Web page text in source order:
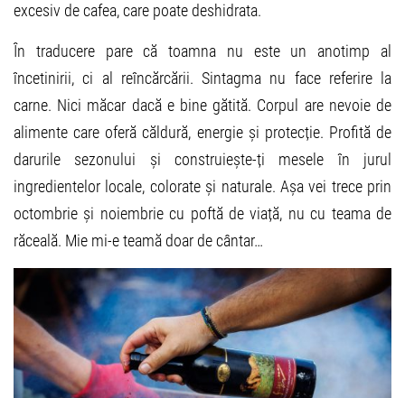
excesiv de cafea, care poate deshidrata.
În traducere pare că toamna nu este un anotimp al
încetinirii, ci al reîncărcării. Sintagma nu face referire la
carne. Nici măcar dacă e bine gătită. Corpul are nevoie de
alimente care oferă căldură, energie și protecție. Profită de
darurile sezonului și construiește-ți mesele în jurul
ingredientelor locale, colorate și naturale. Așa vei trece prin
octombrie și noiembrie cu poftă de viață, nu cu teama de
răceală. Mie mi-e teamă doar de cântar…